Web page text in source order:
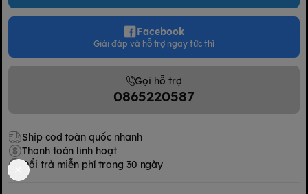
Facebook
Giải đáp và hỗ trợ ngay tức thì
Gọi hỗ trợ
0865220587
Ship cod toàn quốc nhanh
Thanh toán linh hoạt
Đổi trả miễn phí trong 30 ngày